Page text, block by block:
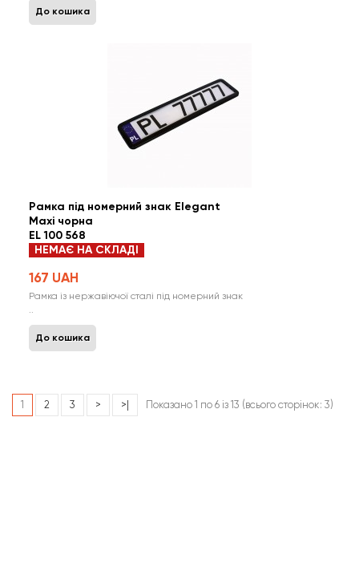
До кошика
Рамка під номерний знак Elegant
Maxi чорна
EL 100 568
НЕМАЄ НА СКЛАДІ
167 UAH
Рамка із нержавіючої сталі під номерний знак
..
До кошика
1 2 3 > >| Показано 1 по 6 із 13 (всього сторінок: 3)